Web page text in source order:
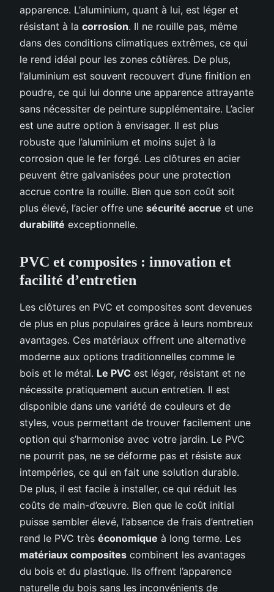
apparence. L’aluminium, quant à lui, est léger et
résistant à la corrosion. Il ne rouille pas, même
dans des conditions climatiques extrêmes, ce qui
le rend idéal pour les zones côtières. De plus,
l’aluminium est souvent recouvert d’une finition en
poudre, ce qui lui donne une apparence attrayante
sans nécessiter de peinture supplémentaire. L’acier
est une autre option à envisager. Il est plus
robuste que l’aluminium et moins sujet à la
corrosion que le fer forgé. Les clôtures en acier
peuvent être galvanisées pour une protection
accrue contre la rouille. Bien que son coût soit
plus élevé, l’acier offre une sécurité accrue et une
durabilité exceptionnelle.
PVC et composites : innovation et
facilité d’entretien
Les clôtures en PVC et composites sont devenues
de plus en plus populaires grâce à leurs nombreux
avantages. Ces matériaux offrent une alternative
moderne aux options traditionnelles comme le
bois et le métal. Le PVC est léger, résistant et ne
nécessite pratiquement aucun entretien. Il est
disponible dans une variété de couleurs et de
styles, vous permettant de trouver facilement une
option qui s’harmonise avec votre jardin. Le PVC
ne pourrit pas, ne se déforme pas et résiste aux
intempéries, ce qui en fait une solution durable.
De plus, il est facile à installer, ce qui réduit les
coûts de main-d’œuvre. Bien que le coût initial
puisse sembler élevé, l’absence de frais d’entretien
rend le PVC très économique à long terme. Les
matériaux composites combinent les avantages
du bois et du plastique. Ils offrent l’apparence
naturelle du bois sans les inconvénients de